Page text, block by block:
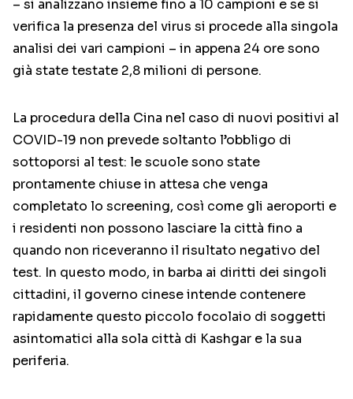
– si analizzano insieme fino a 10 campioni e se si
verifica la presenza del virus si procede alla singola
analisi dei vari campioni – in appena 24 ore sono
già state testate 2,8 milioni di persone.
La procedura della Cina nel caso di nuovi positivi al
COVID-19 non prevede soltanto l’obbligo di
sottoporsi al test: le scuole sono state
prontamente chiuse in attesa che venga
completato lo screening, così come gli aeroporti e
i residenti non possono lasciare la città fino a
quando non riceveranno il risultato negativo del
test. In questo modo, in barba ai diritti dei singoli
cittadini, il governo cinese intende contenere
rapidamente questo piccolo focolaio di soggetti
asintomatici alla sola città di Kashgar e la sua
periferia.